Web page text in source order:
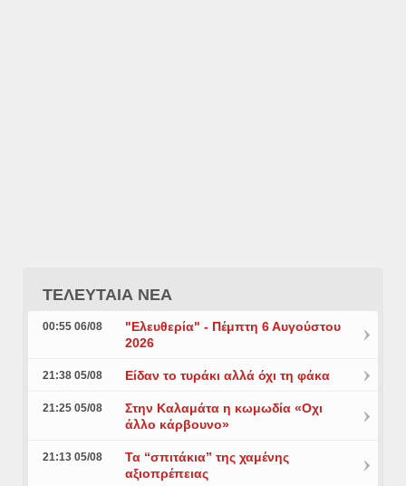
ΤΕΛΕΥΤΑΙΑ ΝΕΑ
00:55 06/08
"Ελευθερία" - Πέμπτη 6 Αυγούστου
2026
21:38 05/08 Είδαν το τυράκι αλλά όχι τη φάκα
21:25 05/08
Στην Καλαμάτα η κωμωδία «Οχι
άλλο κάρβουνο»
21:13 05/08
Τα “σπιτάκια” της χαμένης
αξιοπρέπειας